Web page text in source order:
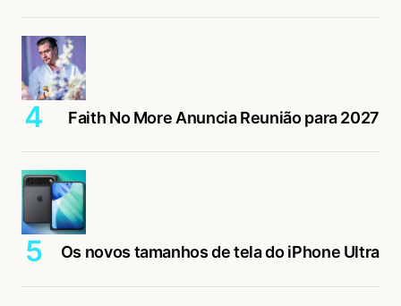
Faith No More Anuncia Reunião para 2027
Os novos tamanhos de tela do iPhone Ultra